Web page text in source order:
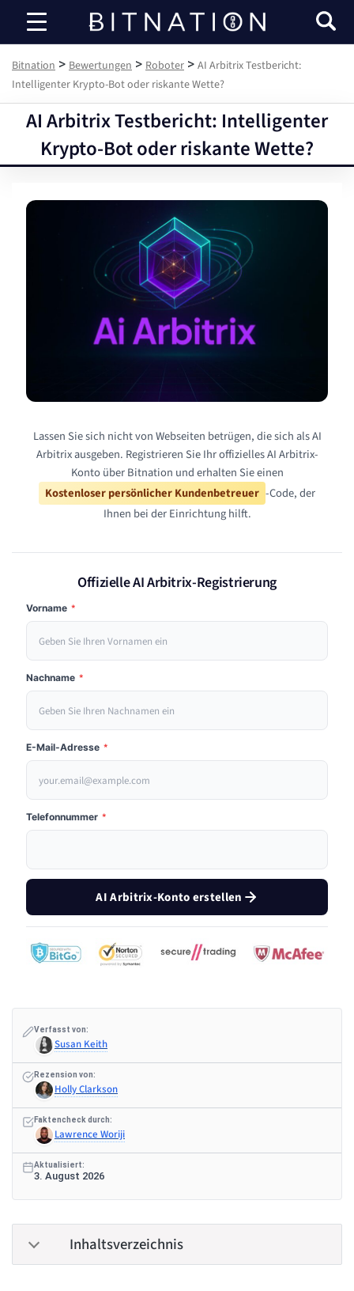
Bitnation
Bitnation > Bewertungen > Roboter > AI Arbitrix Testbericht:
Intelligenter Krypto-Bot oder riskante Wette?
AI Arbitrix Testbericht: Intelligenter
Krypto-Bot oder riskante Wette?
Lassen Sie sich nicht von Webseiten betrügen, die sich als AI
Arbitrix ausgeben. Registrieren Sie Ihr offizielles AI Arbitrix-
Konto über Bitnation und erhalten Sie einen
Kostenloser persönlicher Kundenbetreuer -Code, der
Ihnen bei der Einrichtung hilft.
Offizielle AI Arbitrix-Registrierung
Vorname *
Nachname *
E-Mail-Adresse *
Telefonnummer *
AI Arbitrix-Konto erstellen
Verfasst von:
Susan Keith
Rezension von:
Holly Clarkson
Faktencheck durch:
Lawrence Woriji
Aktualisiert:
3. August 2026
Inhaltsverzeichnis